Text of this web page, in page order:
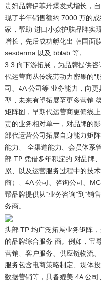
贵妇品牌伊菲丹爆发式增长，
现了半年销售额约 7000 万的
家，帮助 进口小众护肤品牌实
增长，先后成功孵化出 韩国面
sesderma 以及 bblab 等。
3.3 向下游拓展，为品牌提供
代运营商从传统劳动力密集的“
司、4A 公司等 业务能力，向更
型，未来有望拓展至更多营销 类
矩阵图，早期代运营商更偏线
责的业务相对单一，对品牌的
部代运营公司拓展自身能力矩
能力、 全渠道能力、会员体系
部 TP 凭借多年积淀的 对品牌
累、以及运营服务过程中的技
商）、4A 公司、咨询公司、
帮品牌提供从“业务咨询”到“销
务商。
头部 TP 均广泛拓展业务矩阵
的品牌综合服务 商。 例如，宝
营销、客户服务、供应链物流
服务包含电商策略制定、媒体
数据营销等，具备媲美 4A 公